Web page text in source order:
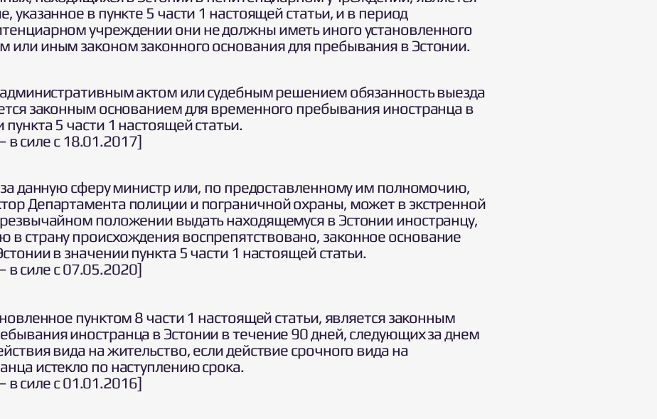
указанное в пункте 5 части 1 настоящей статьи, и в период
учреждении они не должны иметь иного установленного
или иным законом законного основания для пребывания в Эстонии.
актом или судебным решением обязанность выезда
законным основанием для временного пребывания иностранца в
5 части 1 настоящей статьи.
в силе с 18.01.2017]
данную сферу министр или, по предоставленному им полномочию,
Департамента полиции и пограничной охраны, может в экстренной
положении выдать находящемуся в Эстонии иностранцу,
в страну происхождения воспрепятствовано, законное основание
в значении пункта 5 части 1 настоящей статьи.
в силе с 07.05.2020]
пунктом 8 части 1 настоящей статьи, является законным
иностранца в Эстонии в течение 90 дней, следующих за днем
вида на жительство, если действие срочного вида на
истекло по наступлению срока.
в силе с 01.01.2016]